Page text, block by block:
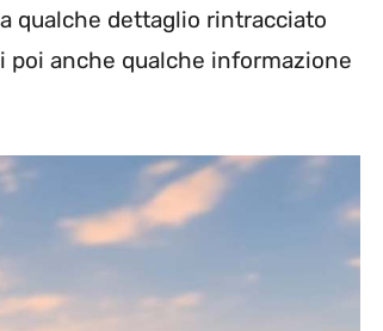
qualche dettaglio rintracciato
poi anche qualche informazione